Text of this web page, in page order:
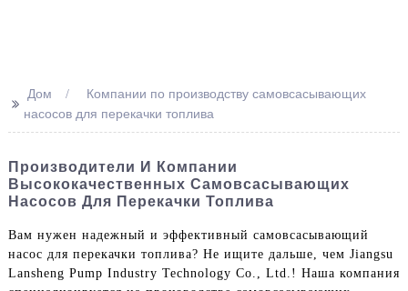
>> Дом
Компании по производству самовсасывающих
насосов для перекачки топлива
Производители И Компании
Высококачественных Самовсасывающих
Насосов Для Перекачки Топлива
Вам нужен надежный и эффективный самовсасывающий
насос для перекачки топлива? Не ищите дальше, чем Jiangsu
Lansheng Pump Industry Technology Co., Ltd.! Наша компания